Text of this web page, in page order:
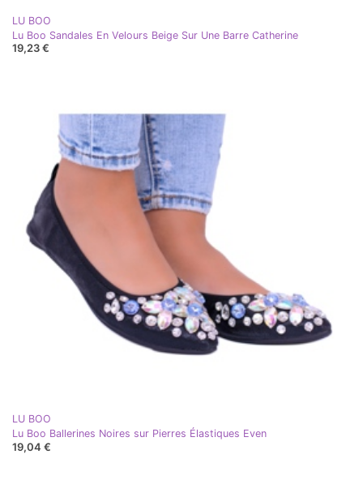
LU BOO
Lu Boo Sandales En Velours Beige Sur Une Barre Catherine
19,23 €
LU BOO
Lu Boo Ballerines Noires sur Pierres Élastiques Even
19,04 €